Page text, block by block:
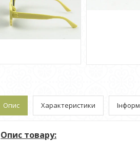
Опис Характеристики
Опис товару: